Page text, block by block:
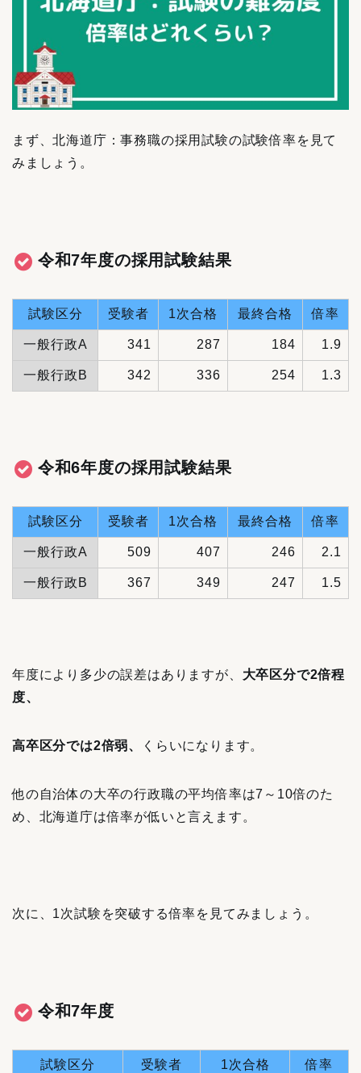
まず、北海道庁：事務職の採用試験の試験倍率を見て
みましょう。
令和7年度の採用試験結果
試験区分 受験者 1次合格 最終合格 倍率
一般行政A 341 287 184 1.9
一般行政B 342 336 254 1.3
令和6年度の採用試験結果
試験区分 受験者 1次合格 最終合格 倍率
一般行政A 509 407 246 2.1
一般行政B 367 349 247 1.5
年度により多少の誤差はありますが、 大卒区分で2倍程
度、
高卒区分では2倍弱、 くらいになります。
他の自治体の大卒の行政職の平均倍率は7～10倍のた
め、北海道庁は倍率が低いと言えます。
次に、1次試験を突破する倍率を見てみましょう。
令和7年度
試験区分 受験者 1次合格 倍率